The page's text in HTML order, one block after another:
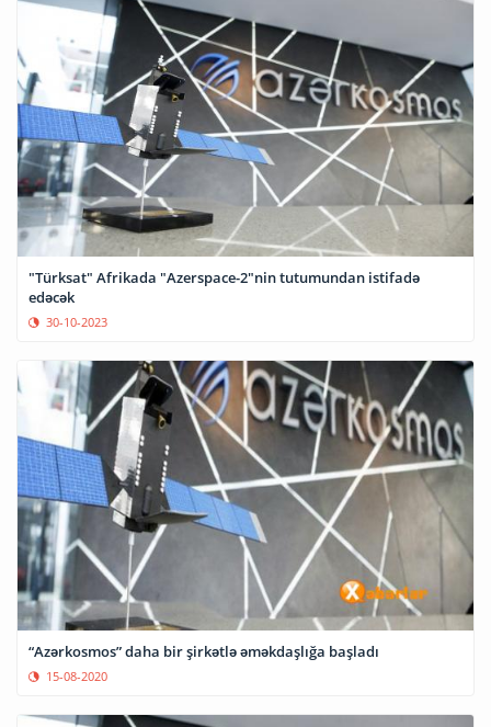
"Türksat" Afrikada "Azerspace-2"nin tutumundan istifadə
edəcək
30-10-2023
“Azərkosmos” daha bir şirkətlə əməkdaşlığa başladı
15-08-2020